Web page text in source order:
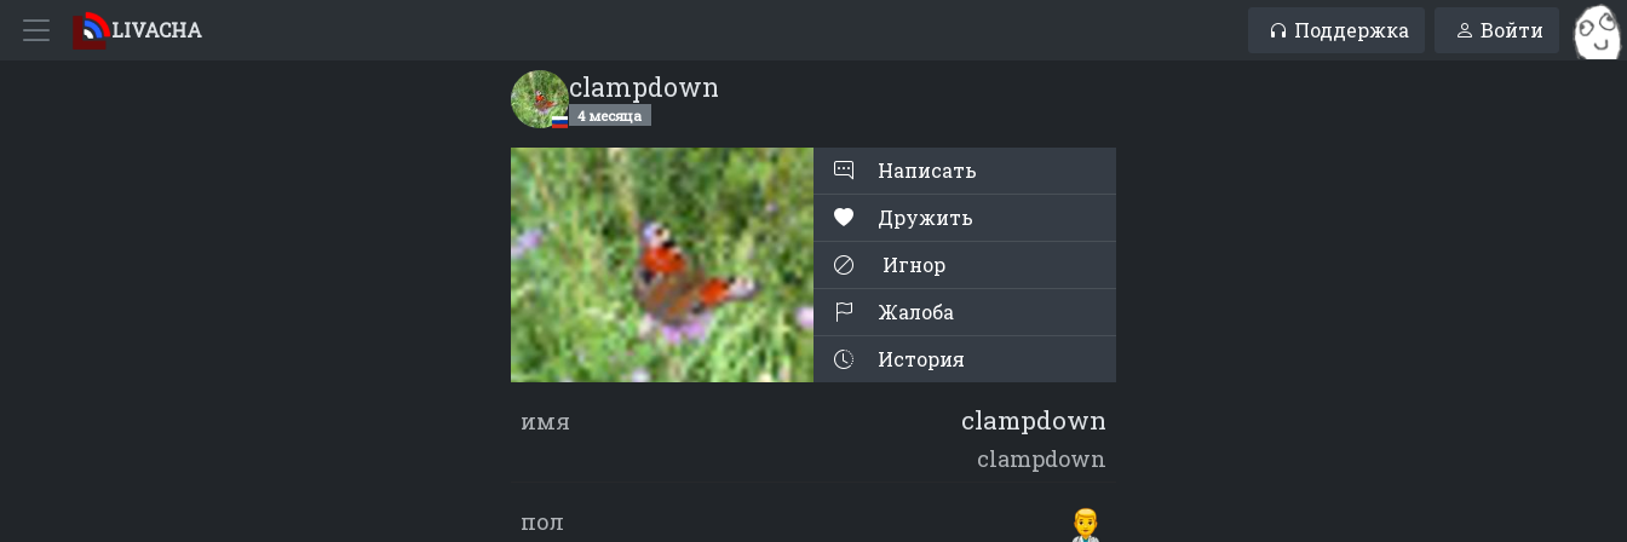
LIVACHA Поддержка Войти
clampdown
4 месяца
Написать
Дружить
Игнор
Жалоба
История
имя clampdown
clampdown
пол